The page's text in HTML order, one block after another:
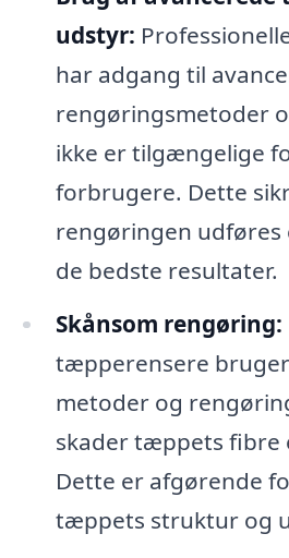
udstyr:
har adgang til
rengøringsmetoder
ikke er tilgængelige
forbrugere. Dette
rengøringen udføres
de bedste resultater.
Skånsom rengøring:
tæpperensere
metoder og
skader tæppets fibre
Dette er afgørende
tæppets struktur og